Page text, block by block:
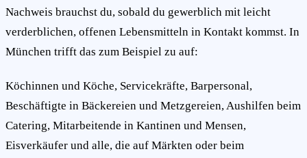
Nachweis brauchst du, sobald du gewerblich mit leicht
verderblichen, offenen Lebensmitteln in Kontakt kommst. In
München trifft das zum Beispiel zu auf:
Köchinnen und Köche, Servicekräfte, Barpersonal,
Beschäftigte in Bäckereien und Metzgereien, Aushilfen beim
Catering, Mitarbeitende in Kantinen und Mensen,
Eisverkäufer und alle, die auf Märkten oder beim